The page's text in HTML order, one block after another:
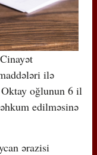
ilə
oğlunun 6 il
edilməsinə
ərazisi